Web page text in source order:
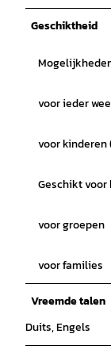
Geschiktheid
voor ieder
voor
Geschikt voor
voor groepen
voor families
Vreemde talen
Duits, Engels